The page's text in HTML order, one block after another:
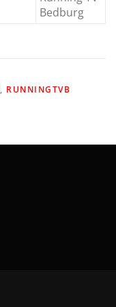
Bedburg
, RUNNINGTVB